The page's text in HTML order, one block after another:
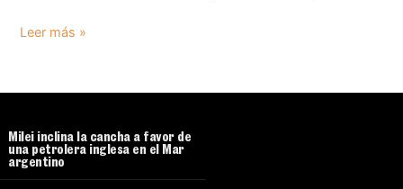
Leer más »
Milei inclina la cancha a favor de
una petrolera inglesa en el Mar
argentino